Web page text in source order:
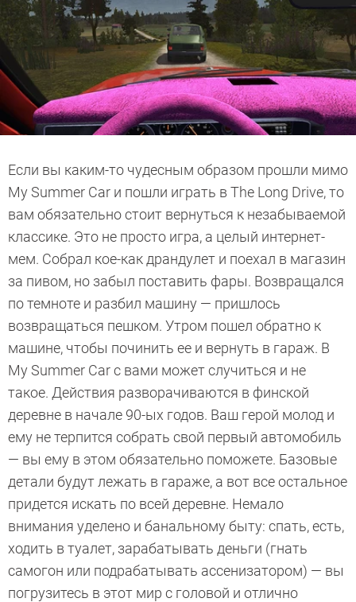
Если вы каким-то чудесным образом прошли мимо
My Summer Car и пошли играть в The Long Drive, то
вам обязательно стоит вернуться к незабываемой
классике. Это не просто игра, а целый интернет-
мем. Собрал кое-как драндулет и поехал в магазин
за пивом, но забыл поставить фары. Возвращался
по темноте и разбил машину — пришлось
возвращаться пешком. Утром пошел обратно к
машине, чтобы починить ее и вернуть в гараж. В
My Summer Car с вами может случиться и не
такое. Действия разворачиваются в финской
деревне в начале 90-ых годов. Ваш герой молод и
ему не терпится собрать свой первый автомобиль
— вы ему в этом обязательно поможете. Базовые
детали будут лежать в гараже, а вот все остальное
придется искать по всей деревне. Немало
внимания уделено и банальному быту: спать, есть,
ходить в туалет, зарабатывать деньги (гнать
самогон или подрабатывать ассенизатором) — вы
погрузитесь в этот мир с головой и отлично